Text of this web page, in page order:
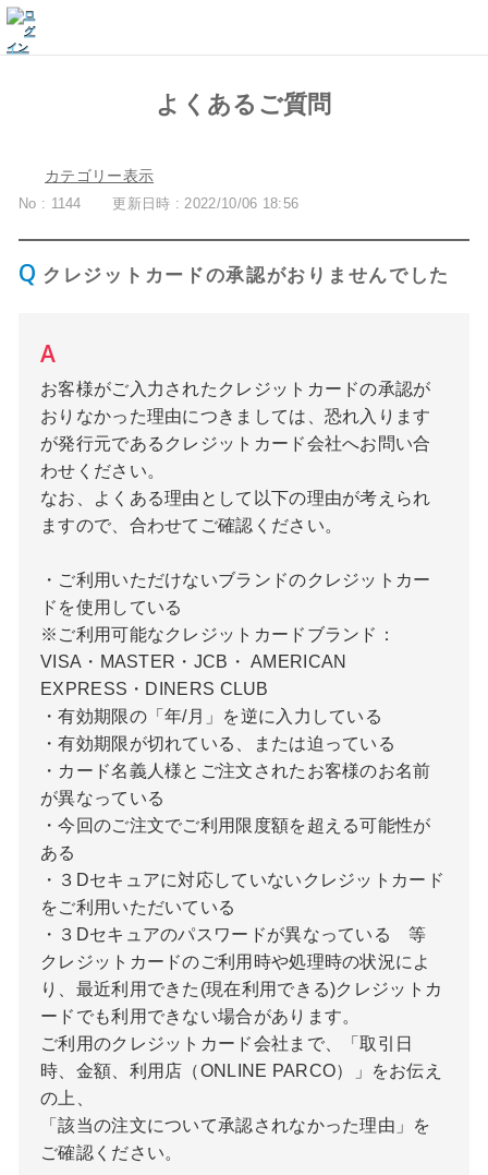
よくあるご質問
カテゴリー表示
No : 1144 更新日時 : 2022/10/06 18:56
クレジットカードの承認がおりませんでした
お客様がご入力されたクレジットカードの承認が
おりなかった理由につきましては、恐れ入ります
が発行元であるクレジットカード会社へお問い合
わせください。
なお、よくある理由として以下の理由が考えられ
ますので、合わせてご確認ください。
・ご利用いただけないブランドのクレジットカー
ドを使用している
※ご利用可能なクレジットカードブランド：
VISA・MASTER・JCB・ AMERICAN
EXPRESS・DINERS CLUB
・有効期限の「年/月」を逆に入力している
・有効期限が切れている、または迫っている
・カード名義人様とご注文されたお客様のお名前
が異なっている
・今回のご注文でご利用限度額を超える可能性が
ある
・３Dセキュアに対応していないクレジットカード
をご利用いただいている
・３Dセキュアのパスワードが異なっている 等
クレジットカードのご利用時や処理時の状況によ
り、最近利用できた(現在利用できる)クレジットカ
ードでも利用できない場合があります。
ご利用のクレジットカード会社まで、「取引日
時、金額、利用店（ONLINE PARCO）」をお伝え
の上、
「該当の注文について承認されなかった理由」を
ご確認ください。